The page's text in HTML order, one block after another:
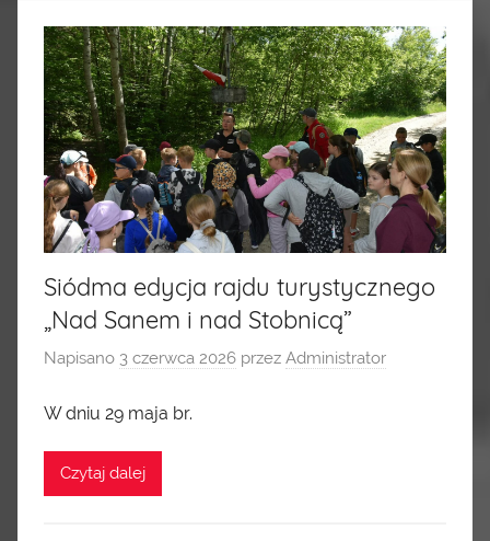
Siódma edycja rajdu turystycznego
„Nad Sanem i nad Stobnicą”
Napisano 3 czerwca 2026 przez Administrator
W dniu 29 maja br.
Czytaj dalej